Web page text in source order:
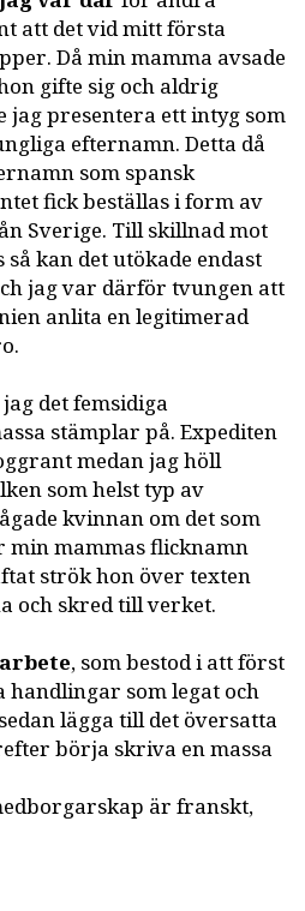
att det vid mitt första
Då min mamma avsade
gifte sig och aldrig
jag presentera ett intyg som
efternamn. Detta då
som spansk
fick beställas i form av
Sverige. Till skillnad mot
kan det utökade endast
jag var därför tvungen att
anlita en legitimerad
det femsidiga
stämplar på. Expediten
medan jag höll
som helst typ av
kvinnan om det som
min mammas flicknamn
strök hon över texten
och skred till verket.
, som bestod i att först
som legat och
lägga till det översatta
börja skriva en massa
är franskt,